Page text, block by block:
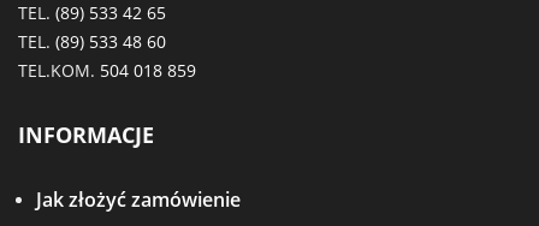
TEL. (89) 533 42 65
TEL. (89) 533 48 60
TEL.KOM. 504 018 859
INFORMACJE
Jak złożyć zamówienie